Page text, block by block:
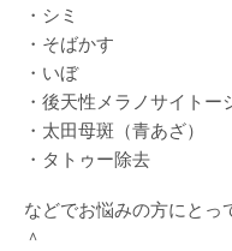
・シミ
・そばかす
・いぼ
・後天性メラノサイトー
・太田母斑（青あざ）
・タトゥー除去
などでお悩みの方にとっ
＾